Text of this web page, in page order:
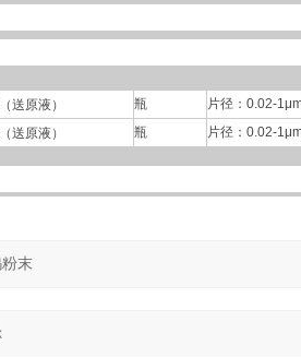
（送原液） 瓶 片径：0.02-
（送原液） 瓶 片径：0.02-